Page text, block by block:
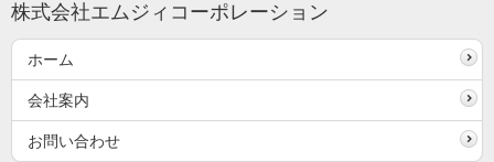
株式会社エムジィコーポレーション
ホーム
会社案内
お問い合わせ